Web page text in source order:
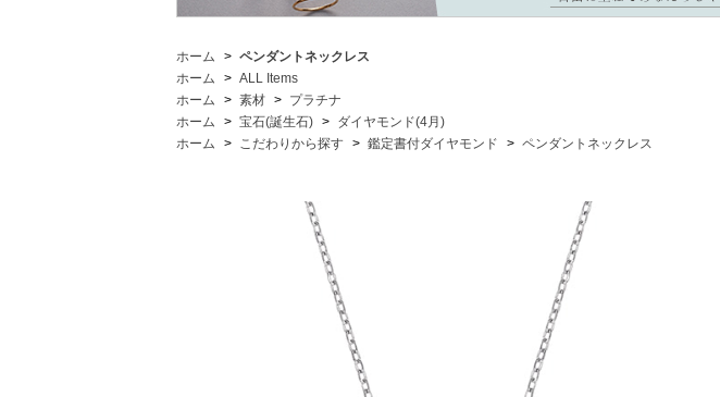
ホーム
ペンダントネックレス
ホーム
ALL Items
ホーム
素材
プラチナ
ホーム
宝石(誕生石)
ダイヤモンド(4月)
ホーム
こだわりから探す 鑑定書付ダイヤモンド ペンダントネックレス